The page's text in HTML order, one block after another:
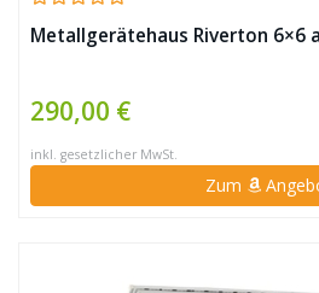
Metallgerätehaus Riverton 6×6
290,00 €
inkl. gesetzlicher MwSt.
Zum